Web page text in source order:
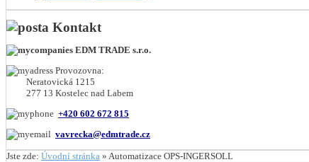
Kontakt
EDM TRADE s.r.o.
Provozovna:
Neratovická 1215
277 13 Kostelec nad Labem
+420 602 672 815
vavrecka@edmtrade.cz
Jste zde: Úvodní stránka » Automatizace OPS-INGERSOLL